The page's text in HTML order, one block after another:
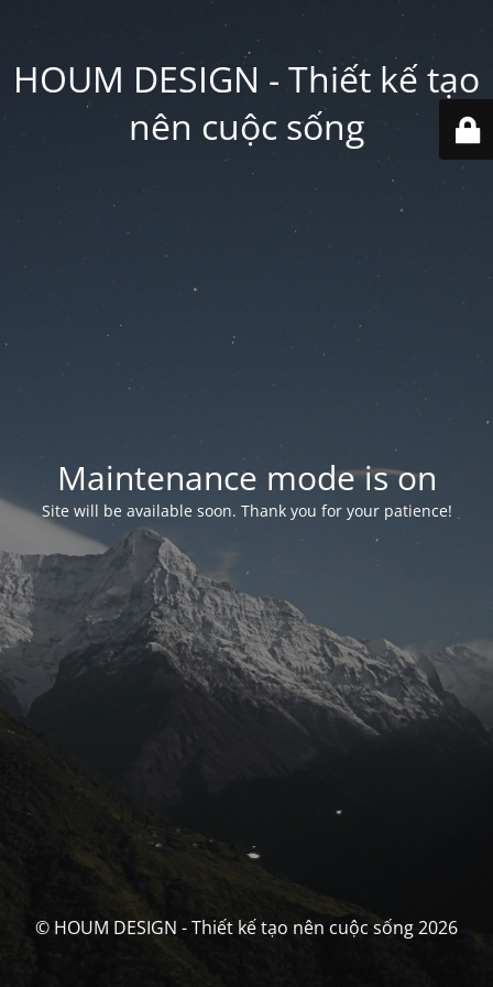
HOUM DESIGN - Thiết kế tạo
nên cuộc sống
Maintenance mode is on
Site will be available soon. Thank you for your patience!
© HOUM DESIGN - Thiết kế tạo nên cuộc sống 2026